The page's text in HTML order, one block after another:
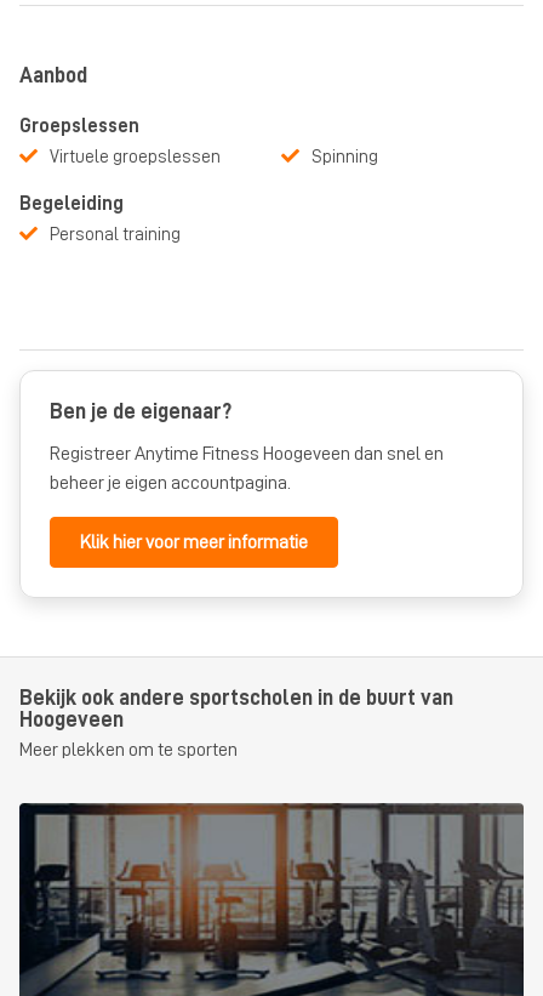
Aanbod
Groepslessen
Virtuele groepslessen Spinning
Begeleiding
Personal training
Ben je de eigenaar?
Registreer Anytime Fitness Hoogeveen dan snel en
beheer je eigen accountpagina.
Klik hier voor meer informatie
Bekijk ook andere sportscholen in de buurt van
Hoogeveen
Meer plekken om te sporten